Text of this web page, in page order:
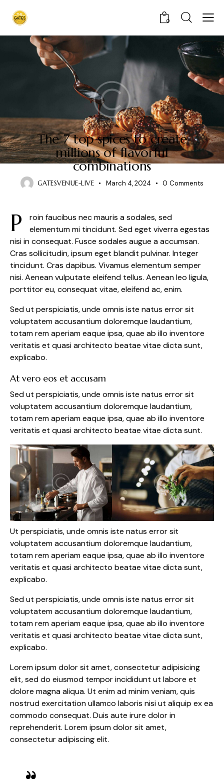
0
CULINARY
The 7 top spices to create
millions of flavorful
combinations
GATESVENUE-LIVE March 4, 2024 0 Comments
P
roin faucibus nec mauris a sodales, sed
elementum mi tincidunt. Sed eget viverra egestas
nisi in consequat. Fusce sodales augue a accumsan.
Cras sollicitudin, ipsum eget blandit pulvinar. Integer
tincidunt. Cras dapibus. Vivamus elementum semper
nisi. Aenean vulputate eleifend tellus. Aenean leo ligula,
porttitor eu, consequat vitae, eleifend ac, enim.
Sed ut perspiciatis, unde omnis iste natus error sit
voluptatem accusantium doloremque laudantium,
totam rem aperiam eaque ipsa, quae ab illo inventore
veritatis et quasi architecto beatae vitae dicta sunt,
explicabo.
At vero eos et accusam
Sed ut perspiciatis, unde omnis iste natus error sit
voluptatem accusantium doloremque laudantium,
totam rem aperiam eaque ipsa, quae ab illo inventore
veritatis et quasi architecto beatae vitae dicta sunt.
Ut perspiciatis, unde omnis iste natus error sit
voluptatem accusantium doloremque laudantium,
totam rem aperiam eaque ipsa, quae ab illo inventore
veritatis et quasi architecto beatae vitae dicta sunt,
explicabo.
Sed ut perspiciatis, unde omnis iste natus error sit
voluptatem accusantium doloremque laudantium,
totam rem aperiam eaque ipsa, quae ab illo inventore
veritatis et quasi architecto beatae vitae dicta sunt,
explicabo.
Lorem ipsum dolor sit amet, consectetur adipisicing
elit, sed do eiusmod tempor incididunt ut labore et
dolore magna aliqua. Ut enim ad minim veniam, quis
nostrud exercitation ullamco laboris nisi ut aliquip ex ea
commodo consequat. Duis aute irure dolor in
reprehenderit. Lorem ipsum dolor sit amet,
consectetur adipiscing elit.